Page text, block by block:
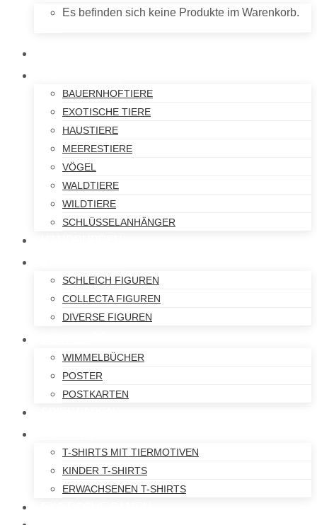
Es befinden sich keine Produkte im Warenkorb.
BAUERNHOFTIERE
EXOTISCHE TIERE
HAUSTIERE
MEERESTIERE
VÖGEL
WALDTIERE
WILDTIERE
SCHLÜSSELANHÄNGER
SCHLEICH FIGUREN
COLLECTA FIGUREN
DIVERSE FIGUREN
WIMMELBÜCHER
POSTER
POSTKARTEN
T-SHIRTS MIT TIERMOTIVEN
KINDER T-SHIRTS
ERWACHSENEN T-SHIRTS